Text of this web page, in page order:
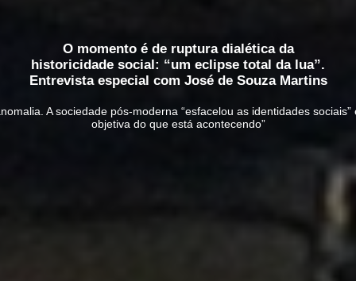
O momento é de ruptura dialética da
historicidade social: “um eclipse total da lua”.
Entrevista especial com José de Souza Martins
A sociedade pós-moderna “esfacelou as identidades
objetiva do que está acontecendo”